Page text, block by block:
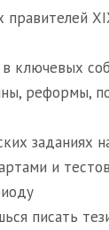
правителей
ключевых
реформы,
заданиях
и
писать